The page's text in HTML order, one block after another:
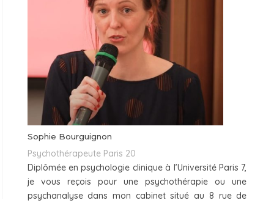
Sophie Bourguignon
Psychothérapeute Paris 20
Diplômée en psychologie clinique à l’Université Paris 7,
je vous reçois pour une psychothérapie ou une
psychanalyse dans mon cabinet situé au 8 rue de